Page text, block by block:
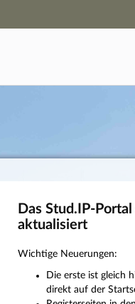
Hauptnavigation
Fußzeile
Das Stud.IP-
aktualisiert
Wichtige Neuerungen:
Die erste ist gleich
direkt auf der